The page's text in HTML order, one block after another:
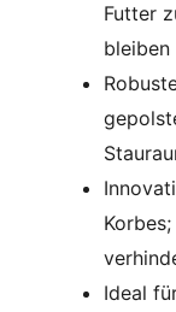
Futter
bleiben
Ideal